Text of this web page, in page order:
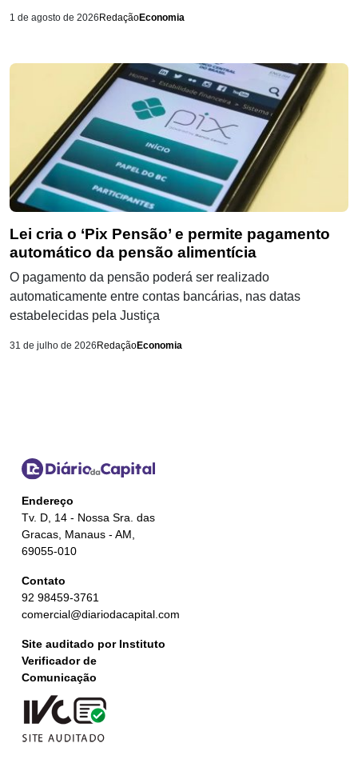
1 de agosto de 2026 RedaçãoEconomia
Lei cria o ‘Pix Pensão’ e permite pagamento
automático da pensão alimentícia
O pagamento da pensão poderá ser realizado
automaticamente entre contas bancárias, nas datas
estabelecidas pela Justiça
31 de julho de 2026 RedaçãoEconomia
Endereço
Tv. D, 14 - Nossa Sra. das
Gracas, Manaus - AM,
69055-010
Contato
92 98459-3761
comercial@diariodacapital.com
Site auditado por Instituto
Verificador de
Comunicação